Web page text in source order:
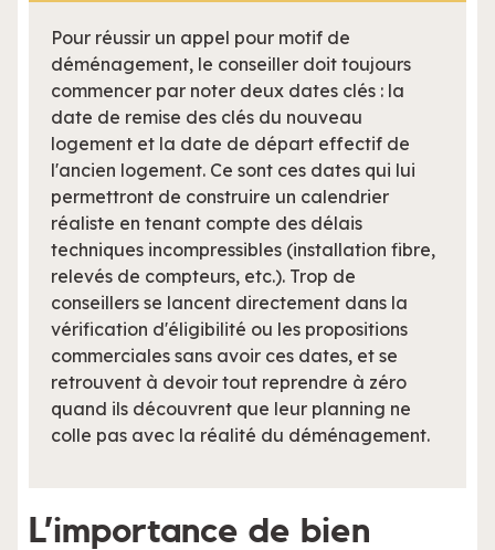
Pour réussir un appel pour motif de
déménagement, le conseiller doit toujours
commencer par noter deux dates clés : la
date de remise des clés du nouveau
logement et la date de départ effectif de
l'ancien logement. Ce sont ces dates qui lui
permettront de construire un calendrier
réaliste en tenant compte des délais
techniques incompressibles (installation fibre,
relevés de compteurs, etc.). Trop de
conseillers se lancent directement dans la
vérification d'éligibilité ou les propositions
commerciales sans avoir ces dates, et se
retrouvent à devoir tout reprendre à zéro
quand ils découvrent que leur planning ne
colle pas avec la réalité du déménagement.
L’importance de bien